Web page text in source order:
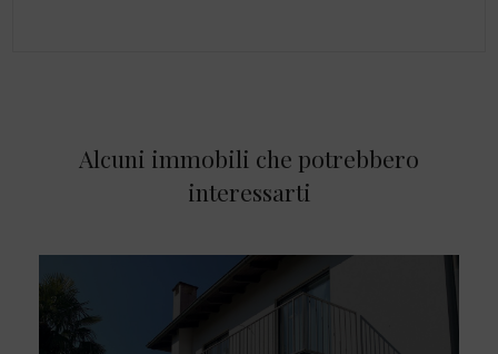
Alcuni immobili che potrebbero
interessarti